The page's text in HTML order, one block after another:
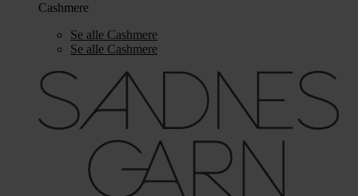
Cashmere
Se alle Cashmere
Se alle Cashmere